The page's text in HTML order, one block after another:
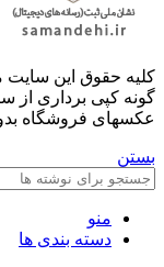
کليه حقوق اين سايت
گونه کپی برداری از
عکسهای فروشگاه
بستن
منو
دسته بندی ها